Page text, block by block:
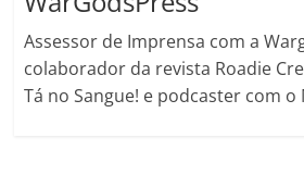
Assessor de Imprensa com a
colaborador da revista Roadie
Tá no Sangue! e podcaster com o